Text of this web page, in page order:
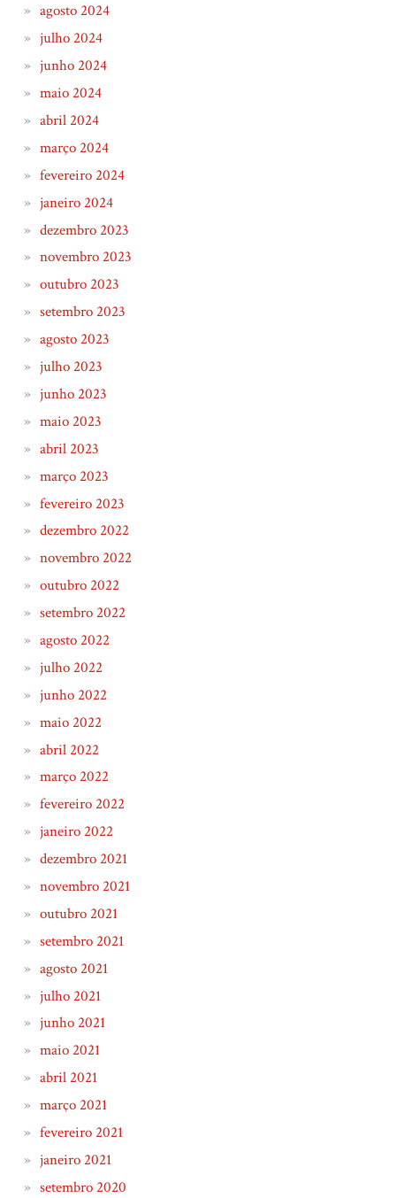
agosto 2024
julho 2024
junho 2024
maio 2024
abril 2024
março 2024
fevereiro 2024
janeiro 2024
dezembro 2023
novembro 2023
outubro 2023
setembro 2023
agosto 2023
julho 2023
junho 2023
maio 2023
abril 2023
março 2023
fevereiro 2023
dezembro 2022
novembro 2022
outubro 2022
setembro 2022
agosto 2022
julho 2022
junho 2022
maio 2022
abril 2022
março 2022
fevereiro 2022
janeiro 2022
dezembro 2021
novembro 2021
outubro 2021
setembro 2021
agosto 2021
julho 2021
junho 2021
maio 2021
abril 2021
março 2021
fevereiro 2021
janeiro 2021
setembro 2020